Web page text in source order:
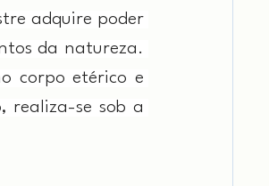
adquire poder
da natureza.
corpo etérico e
realiza-se sob a